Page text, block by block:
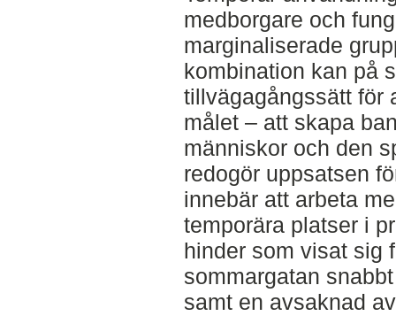
medborgare och
marginaliserade
kombination kan på
tillvägagångssätt för
målet – att skapa
människor och den
redogör uppsatsen
innebär att arbeta
temporära platser i
hinder som visat sig
sommargatan
samt en avsaknad